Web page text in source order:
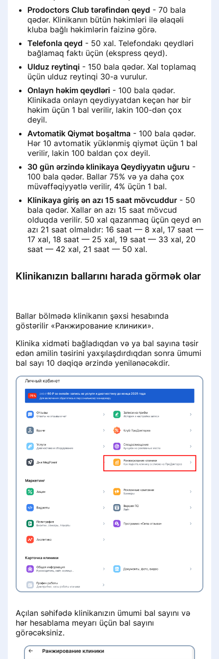
Почему пациенту важно
загружать документы при
оставлении отзыва
Сбор отзыва через звонок
Doktor Prodoctors portalında
bonusları necə xərcləmək olar
Əvvəl və sonra şəkillər
Həkim səhifəsinin analitikasına baxın
Ünsiyyət dilləri
Раздел «Если меня не станет»
Как добавить или изменить
специальность
Раздел «Советы по продвижению»
Визитная карточка для пациентов
портала ПроДокторов
врача
Как сохранить профиль при
переезде в другую страну СНГ
Klinikaların səhifələrində şəkillər və
videoların yerləşdirilməsi qaydaları
Aşağı balans bildirişləri
Həkim randevusunun qurulması
Marketinq analitikasına baxın
Həkim qəbulu məhdudiyyətləri
Bildirişlərin qurulması
Qurğuşun istehsalının nəticələrinə
dair məlumat
История записи на приём
Настройка записи на приём
Раздел «Рекламные кампании»
Восстановление доступа в личный
кабинет клиники
Не работает онлайн-запись
Данные реальной практики
Бесплатный приём при условии
направлением
Xəstə rəyi niyə itdi
Klinika səhifəsindəki etiketlər
Удалить отзыв о клинике
«Сила отзыва»: партнёрская
программа от ПроДокторов
Prodoctors Club tərəfindən qeyd - 70 bala
qədər. Klinikanın bütün həkimləri ilə əlaqəli
kluba bağlı həkimlərin faizinə görə.
Telefonla qeyd - 50 xal. Telefondakı qeydləri
bağlamaq faktı üçün (ekspress qeyd).
Ulduz reytinqi - 150 bala qədər. Xal toplamaq
üçün ulduz reytinqi 30-a vurulur.
Onlayn həkim qeydləri - 100 bala qədər.
Klinikada onlayn qeydiyyatdan keçən hər bir
həkim üçün 1 bal verilir, lakin 100-dən çox
deyil.
Avtomatik Qiymət boşaltma - 100 bala qədər.
Hər 10 avtomatik yüklənmiş qiymət üçün 1 bal
verilir, lakin 100 baldan çox deyil.
30 gün ərzində klinikaya Qeydiyyatın uğuru -
100 bala qədər. Ballar 75% və ya daha çox
müvəffəqiyyətlə verilir, 4% üçün 1 bal.
Klinikaya giriş ən azı 15 saat mövcuddur - 50
bala qədər. Xallar ən azı 15 saat mövcud
olduqda verilir. 50 xal qazanmaq üçün qeyd ən
azı 21 saat olmalıdır: 16 saat — 8 xal, 17 saat —
17 xal, 18 saat — 25 xal, 19 saat — 33 xal, 20
saat — 42 xal, 21 saat — 50 xal.
Klinikanızın ballarını harada görmək olar
Ballar bölmədə klinikanın şəxsi hesabında
göstərilir «Ранжирование клиники».
Klinika xidməti bağladıqdan və ya bal sayına təsir
edən amilin təsirini yaxşılaşdırdıqdan sonra ümumi
bal sayı 10 dəqiqə ərzində yenilənəcəkdir.
Açılan səhifədə klinikanızın ümumi bal sayını və
hər hesablama meyarı üçün bal sayını
görəcəksiniz.